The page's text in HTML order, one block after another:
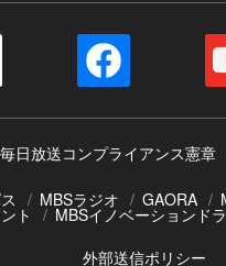
毎日放送コンプライアンス憲章
MBSラジオ GAORA
ト
MBSイノベーションド
外部送信ポリシー